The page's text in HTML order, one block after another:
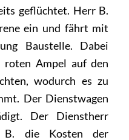
geflüchtet. Herr B.
ein und fährt mit
Baustelle. Dabei
roten Ampel auf den
wodurch es zu
Der Dienstwagen
Der Dienstherr
B. die Kosten der